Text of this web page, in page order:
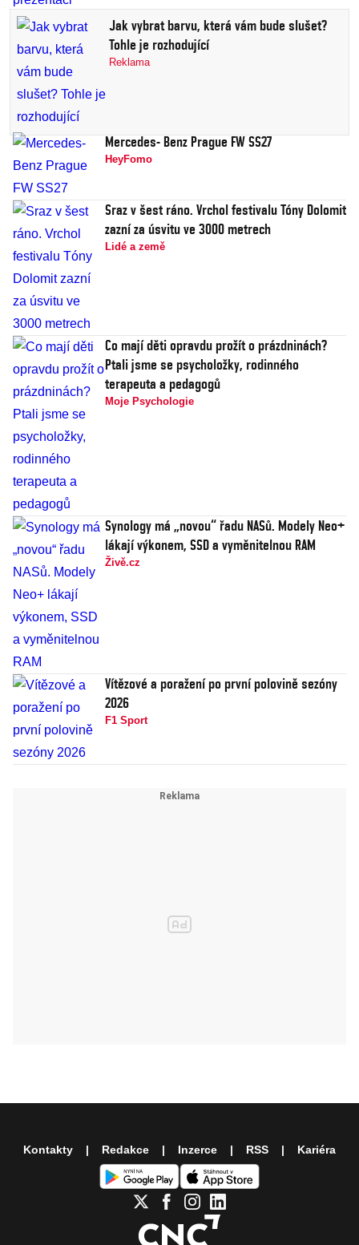
Jak vybrat barvu, která vám bude slušet?
Tohle je rozhodující
Reklama
Mercedes- Benz Prague FW SS27
HeyFomo
Sraz v šest ráno. Vrchol festivalu Tóny Dolomit
zazní za úsvitu ve 3000 metrech
Lidé a země
Co mají děti opravdu prožít o prázdninách?
Ptali jsme se psycholožky, rodinného
terapeuta a pedagogů
Moje Psychologie
Synology má „novou“ řadu NASů. Modely Neo+
lákají výkonem, SSD a vyměnitelnou RAM
Živě.cz
Vítězové a poražení po první polovině sezóny
2026
F1 Sport
Kontakty Redakce Inzerce RSS Kariéra